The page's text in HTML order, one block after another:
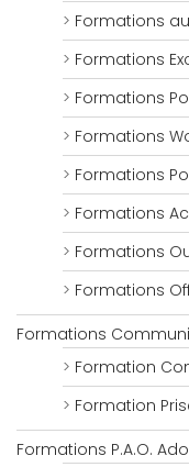
Formations
Formations
Formations
Formations
Formations
Formations
Formations
Formations
Formations
Formation
Formation
Formations P.A.O.